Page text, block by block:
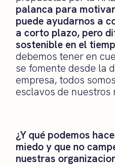
palanca para
puede ayudarnos a
a corto plazo, pero
sostenible en el
debemos tener en
se fomente desde la
empresa, todos
esclavos de nuestros
¿Y qué podemos
miedo y que no
nuestras